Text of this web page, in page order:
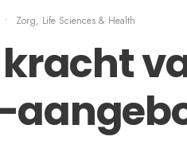
• Zorg, Life Sciences & Health
kracht